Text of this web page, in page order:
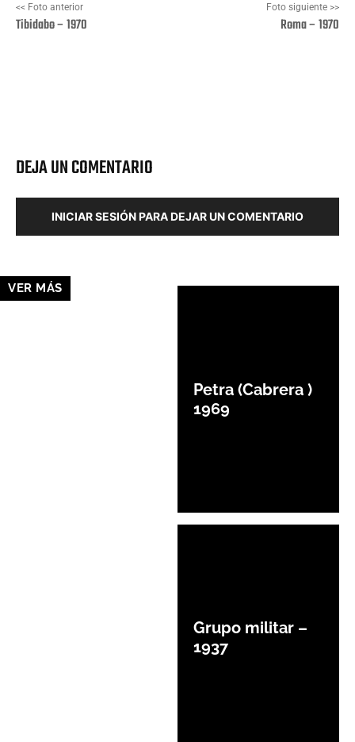
<< Foto anterior
Tibidabo – 1970
Foto siguiente >>
Roma – 1970
DEJA UN COMENTARIO
INICIAR SESIÓN PARA DEJAR UN COMENTARIO
VER MÁS
Petra (Cabrera )
1969
Grupo militar –
1937